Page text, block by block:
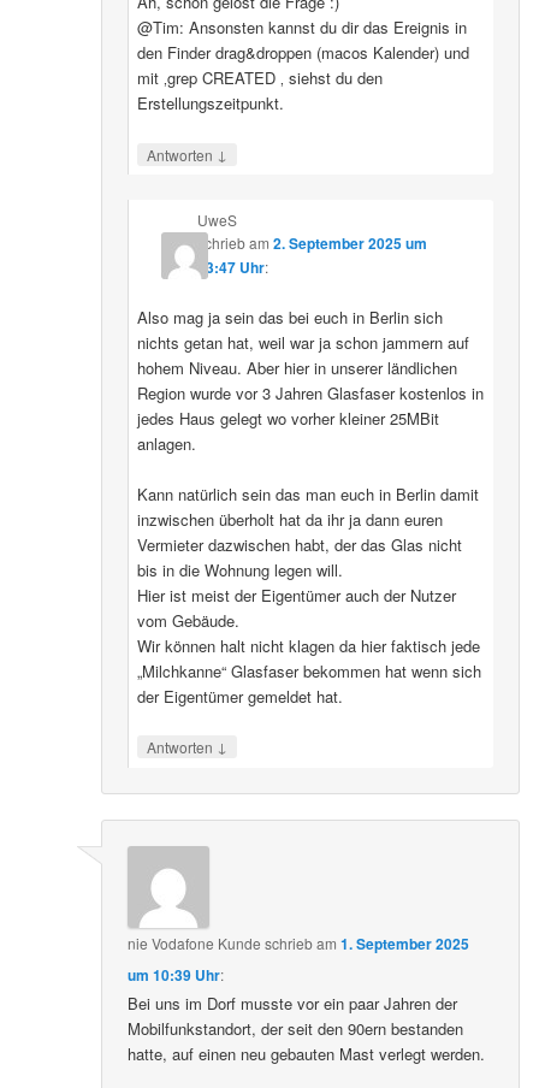
@Tim: Ansonsten kannst du dir das Ereignis in
den Finder drag&droppen (macos Kalender) und
mit ‚grep CREATED ‚ siehst du den
Erstellungszeitpunkt.
Antworten ↓
UweS
schriebam 2. September 2025 um
13:47 Uhr:
Also mag ja sein das bei euch in Berlin sich
nichts getan hat, weil war ja schon jammern auf
hohem Niveau. Aber hier in unserer ländlichen
Region wurde vor 3 Jahren Glasfaser kostenlos in
jedes Haus gelegt wo vorher kleiner 25MBit
anlagen.
Kann natürlich sein das man euch in Berlin damit
inzwischen überholt hat da ihr ja dann euren
Vermieter dazwischen habt, der das Glas nicht
bis in die Wohnung legen will.
Hier ist meist der Eigentümer auch der Nutzer
vom Gebäude.
Wir können halt nicht klagen da hier faktisch jede
„Milchkanne“ Glasfaser bekommen hat wenn sich
der Eigentümer gemeldet hat.
Antworten ↓
nie Vodafone Kunde schriebam1. September 2025
um 10:39 Uhr:
Bei uns im Dorf musste vor ein paar Jahren der
Mobilfunkstandort, der seit den 90ern bestanden
hatte, auf einen neu gebauten Mast verlegt werden.